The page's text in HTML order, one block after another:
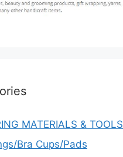
MATERIALS & TOOLS
Bra Cups/Pads